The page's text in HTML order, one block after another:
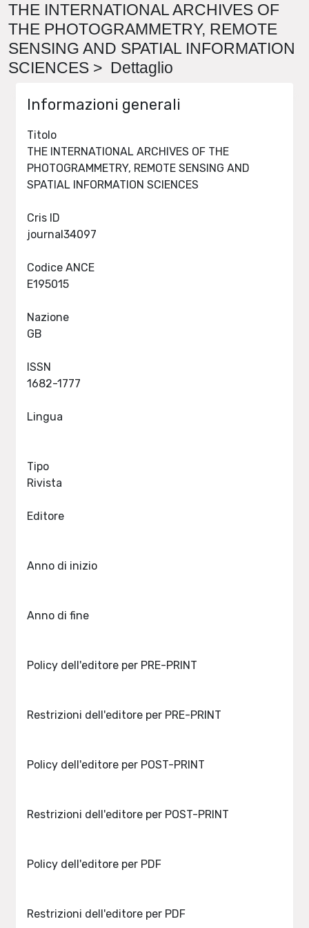
THE INTERNATIONAL ARCHIVES OF
THE PHOTOGRAMMETRY, REMOTE
SENSING AND SPATIAL INFORMATION
SCIENCES > Dettaglio
Informazioni generali
Titolo
THE INTERNATIONAL ARCHIVES OF THE
PHOTOGRAMMETRY, REMOTE SENSING AND
Cris ID
Codice ANCE
Nazione
ISSN
Lingua
Tipo
Rivista
Editore
Anno di inizio
Anno di fine
Policy dell'editore per PRE-PRINT
Restrizioni dell'editore per PRE-PRINT
Policy dell'editore per POST-PRINT
Restrizioni dell'editore per POST-PRINT
Policy dell'editore per PDF
Restrizioni dell'editore per PDF